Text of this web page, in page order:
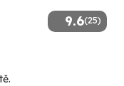
9.6(25)